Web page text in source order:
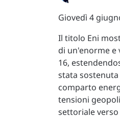
Giovedì 4
Il titolo Eni
di un'enorme e
16,
stata
comparto
tensioni
settoriale